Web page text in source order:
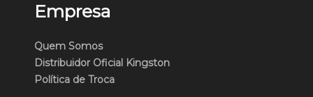
Empresa
Quem Somos
Distribuidor Oficial Kingston
Política de Troca